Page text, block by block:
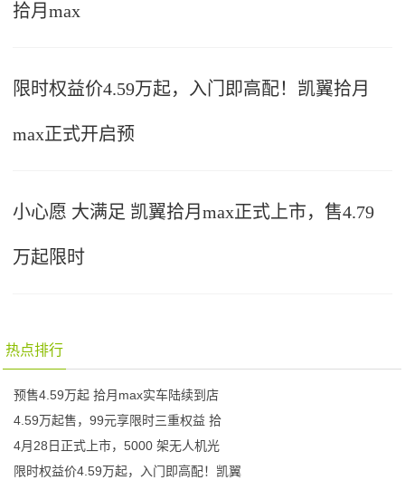
拾月max
限时权益价4.59万起，入门即高配！凯翼拾月
max正式开启预
小心愿 大满足 凯翼拾月max正式上市，售4.79
万起限时
热点排行
预售4.59万起 拾月max实车陆续到店
4.59万起售，99元享限时三重权益 拾
4月28日正式上市，5000 架无人机光
限时权益价4.59万起，入门即高配！凯翼